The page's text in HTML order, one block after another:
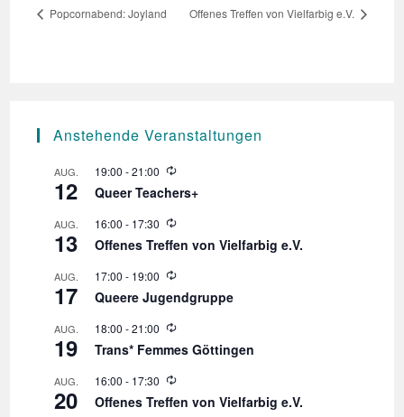
Popcornabend: Joyland Offenes Treffen von Vielfarbig e.V.
Anstehende Veranstaltungen
AUG.
12
19:00 -21:00
W
e
e
r
o
u
g
Queer Teachers+
AUG.
13
16:00 - 17:30
W
e
e
r
o
u
g
Offenes Treffen von Vielfarbig e.V.
AUG.
17
17:00 - 19:00
W
e
e
r
o
u
Queere Jugendgruppe
AUG.
19
18:00 -21:00
W
e
e
r
Trans* Femmes Göttingen
AUG.
20
16:00 - 17:30
W
e
Offenes Treffen von Vielfarbig e.V.